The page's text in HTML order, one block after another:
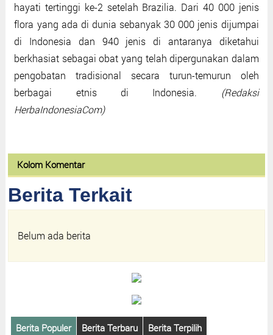
hayati tertinggi ke-2 setelah Brazilia. Dari 40 000 jenis
flora yang ada di dunia sebanyak 30 000 jenis dijumpai
di Indonesia dan 940 jenis di antaranya diketahui
berkhasiat sebagai obat yang telah dipergunakan dalam
pengobatan tradisional secara turun-temurun oleh
berbagai etnis di Indonesia. (Redaksi
HerbaIndonesiaCom)
Kolom Komentar
Berita Terkait
Belum ada berita
Berita Populer Berita Terbaru Berita Terpilih